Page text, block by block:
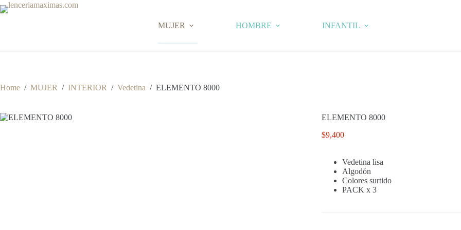
Skip
to
MUJER HOMBRE INFANTIL
Home / MUJER / INTERIOR / Vedetina / ELEMENTO 8000
ELEMENTO 8000
$9,400
Vedetina lisa
Algodón
Colores surtido
PACK x 3